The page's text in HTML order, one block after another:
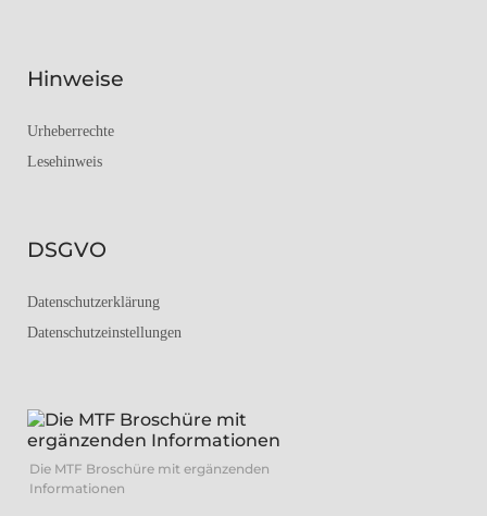
Hinweise
Urheberrechte
Lesehinweis
DSGVO
Datenschutzerklärung
Datenschutzeinstellungen
Die MTF Broschüre mit ergänzenden
Informationen